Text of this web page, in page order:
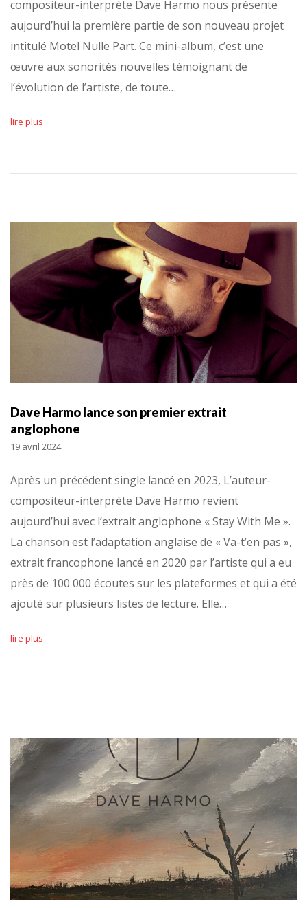
compositeur-interprète Dave Harmo nous présente
aujourd’hui la première partie de son nouveau projet
intitulé Motel Nulle Part. Ce mini-album, c’est une
œuvre aux sonorités nouvelles témoignant de
l’évolution de l’artiste, de toute…
lire plus
Dave Harmo lance son premier extrait
anglophone
19 avril 2024
Après un précédent single lancé en 2023, L’auteur-
compositeur-interprète Dave Harmo revient
aujourd’hui avec l’extrait anglophone « Stay With Me ».
La chanson est l’adaptation anglaise de « Va-t’en pas »,
extrait francophone lancé en 2020 par l’artiste qui a eu
près de 100 000 écoutes sur les plateformes et qui a été
ajouté sur plusieurs listes de lecture. Elle…
lire plus